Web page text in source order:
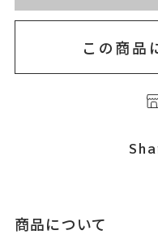
この商品
商品について